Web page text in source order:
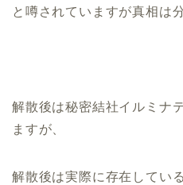
と噂されていますが真相は
解散後は秘密結社イルミナ
ますが、
解散後は実際に存在してい